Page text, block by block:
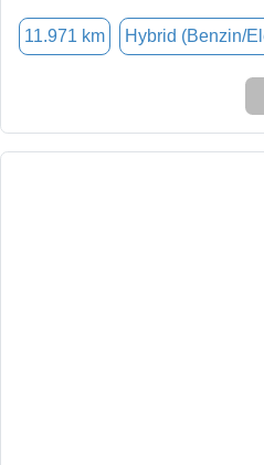
11.971 km Hybrid (Benzin/